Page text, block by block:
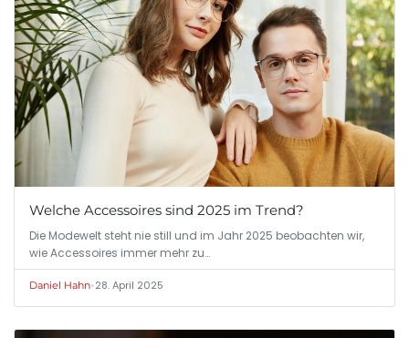
Welche Accessoires sind 2025 im Trend?
Die Modewelt steht nie still und im Jahr 2025 beobachten wir,
wie Accessoires immer mehr zu…
Daniel Hahn•28. April 2025